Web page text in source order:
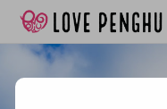
Skip
content